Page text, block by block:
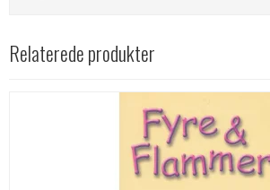
Relaterede produkter